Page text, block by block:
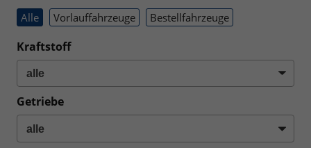
Alle Vorlauffahrzeuge Bestellfahrzeuge
Kraftstoff
Getriebe